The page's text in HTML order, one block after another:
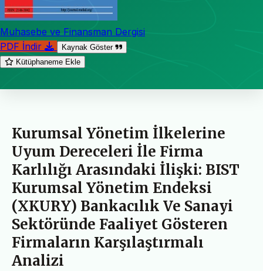
Muhasebe ve Finansman Dergisi
PDF İndir
Kaynak Göster
Kütüphaneme Ekle
Kurumsal Yönetim İlkelerine
Uyum Dereceleri İle Firma
Karlılığı Arasındaki İlişki: BIST
Kurumsal Yönetim Endeksi
(XKURY) Bankacılık Ve Sanayi
Sektöründe Faaliyet Gösteren
Firmaların Karşılaştırmalı
Analizi